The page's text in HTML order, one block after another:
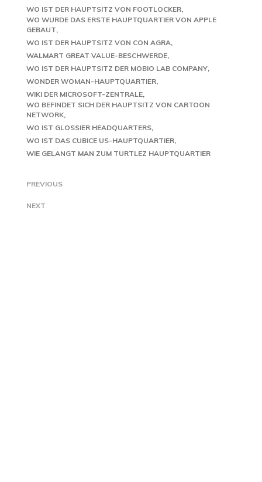
WO IST DER HAUPTSITZ VON FOOTLOCKER
WO WURDE DAS ERSTE HAUPTQUARTIER VON APPLE
GEBAUT
WO IST DER HAUPTSITZ VON CON AGRA
WALMART GREAT VALUE-BESCHWERDE
WO IST DER HAUPTSITZ DER MOBIO LAB COMPANY
WONDER WOMAN-HAUPTQUARTIER
WIKI DER MICROSOFT-ZENTRALE
WO BEFINDET SICH DER HAUPTSITZ VON CARTOON
NETWORK
WO IST GLOSSIER HEADQUARTERS
WO IST DAS CUBICE US-HAUPTQUARTIER
WIE GELANGT MAN ZUM TURTLEZ HAUPTQUARTIER
PREVIOUS
NEXT